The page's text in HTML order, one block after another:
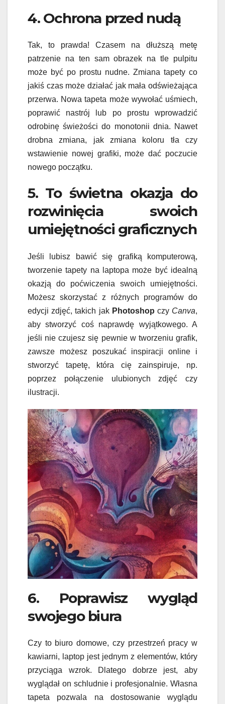
4. Ochrona przed nudą
Tak, to prawda! Czasem na dłuższą metę
patrzenie na ten sam obrazek na tle pulpitu
może być po prostu nudne. Zmiana tapety co
jakiś czas może działać jak mała odświeżająca
przerwa. Nowa tapeta może wywołać uśmiech,
poprawić nastrój lub po prostu wprowadzić
odrobinę świeżości do monotonii dnia. Nawet
drobna zmiana, jak zmiana koloru tła czy
wstawienie nowej grafiki, może dać poczucie
nowego początku.
5. To świetna okazja do
rozwinięcia swoich
umiejętności graficznych
Jeśli lubisz bawić się grafiką komputerową,
tworzenie tapety na laptopa może być idealną
okazją do poćwiczenia swoich umiejętności.
Możesz skorzystać z różnych programów do
edycji zdjęć, takich jak Photoshop czy Canva,
aby stworzyć coś naprawdę wyjątkowego. A
jeśli nie czujesz się pewnie w tworzeniu grafik,
zawsze możesz poszukać inspiracji online i
stworzyć tapetę, która cię zainspiruje, np.
poprzez połączenie ulubionych zdjęć czy
ilustracji.
6. Poprawisz wygląd
swojego biura
Czy to biuro domowe, czy przestrzeń pracy w
kawiarni, laptop jest jednym z elementów, który
przyciąga wzrok. Dlatego dobrze jest, aby
wyglądał on schludnie i profesjonalnie. Własna
tapeta pozwala na dostosowanie wyglądu